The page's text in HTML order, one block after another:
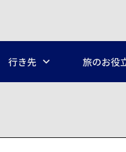
行き先 旅のお役